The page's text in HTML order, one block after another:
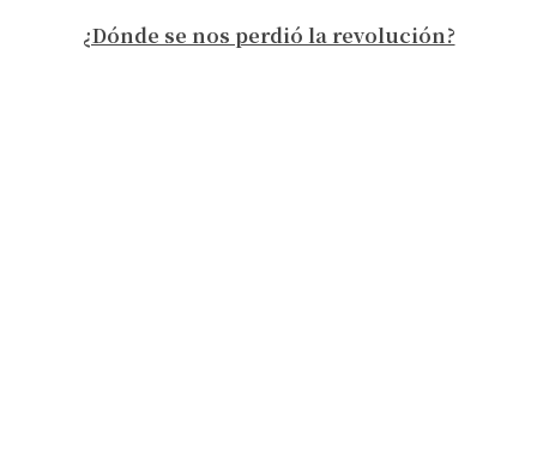
¿Dónde se nos perdió la revolución?